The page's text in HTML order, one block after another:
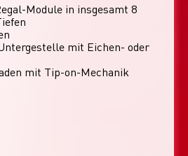
Module​ in insgesamt 8
mit Eichen- oder
mit Tip-on-Mechanik